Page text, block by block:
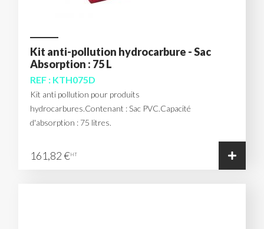
Kit anti-pollution hydrocarbure - Sac
Absorption : 75 L
REF : KTH075D
Kit anti pollution pour produits
hydrocarbures.Contenant : Sac PVC.Capacité
d'absorption : 75 litres.
161,82 €HT